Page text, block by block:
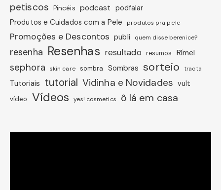
petiscos Pincéis podcast podfalar
Produtos e Cuidados com a Pele
produtos pra pele
Promoções e Descontos publi quem disse berenice?
resenha Resenhas resultado resumos Rímel
sephora skin care sombra Sombras sorteio tracta
Tutoriais tutorial Vidinha e Novidades vult
vídeo Vídeos yes! cosmetics ô lá em casa